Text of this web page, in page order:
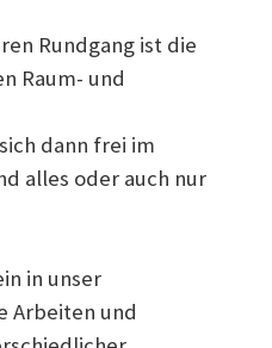
Rundgang ist die
Raum- und
dann frei im
alles oder auch nur
in unser
Arbeiten und